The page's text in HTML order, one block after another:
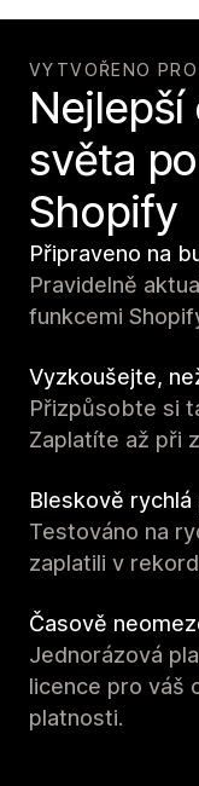
VYTVOŘENO
světa
Shopify
Připraveno na
Pravidelně
funkcemi
Vyzkoušejte,
Přizpůsobte si
Zaplatíte až při
Bleskově rychlá
Testováno na
zaplatili v
Časově
Jednorázová
licence pro váš
platnosti.